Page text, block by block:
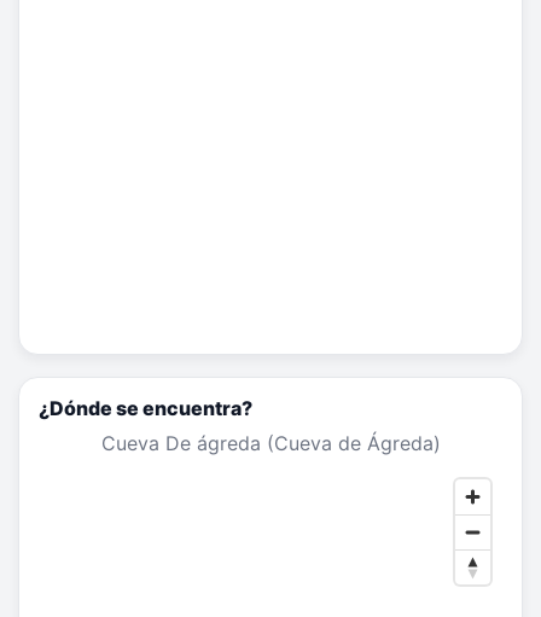
¿Dónde se encuentra?
Cueva De ágreda (Cueva de Ágreda)